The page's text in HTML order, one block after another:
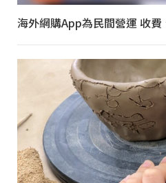
海外網購App為民間營運 收費